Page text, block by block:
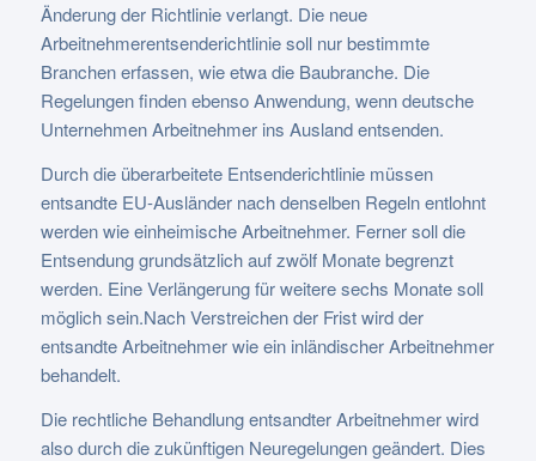
Änderung der Richtlinie verlangt. Die neue
Arbeitnehmerentsenderichtlinie soll nur bestimmte
Branchen erfassen, wie etwa die Baubranche. Die
Regelungen finden ebenso Anwendung, wenn deutsche
Unternehmen Arbeitnehmer ins Ausland entsenden.
Durch die überarbeitete Entsenderichtlinie müssen
entsandte EU-Ausländer nach denselben Regeln entlohnt
werden wie einheimische Arbeitnehmer. Ferner soll die
Entsendung grundsätzlich auf zwölf Monate begrenzt
werden. Eine Verlängerung für weitere sechs Monate soll
möglich sein.Nach Verstreichen der Frist wird der
entsandte Arbeitnehmer wie ein inländischer Arbeitnehmer
behandelt.
Die rechtliche Behandlung entsandter Arbeitnehmer wird
also durch die zukünftigen Neuregelungen geändert. Dies